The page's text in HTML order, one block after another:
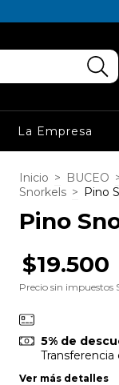
La Empresa
Inicio > BUCEO
Snorkels > Pino
Pino
$19.500
Precio sin impuestos
5% de
Ver más detalles